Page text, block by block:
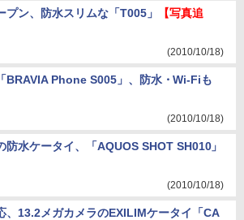
プン、防水スリムな「T005」
【写真追
(2010/10/18)
Phone S005」、防水・Wi-Fiも
(2010/10/18)
防水ケータイ、「AQUOS SHOT SH010」
(2010/10/18)
、13.2メガカメラのEXILIMケータイ「CA